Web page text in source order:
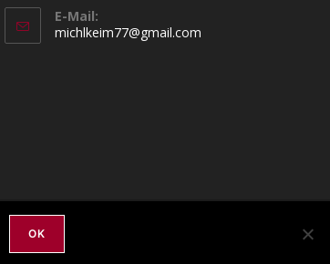
in
your
E-Mail:
michlkeim77@gmail.com
Links
OK